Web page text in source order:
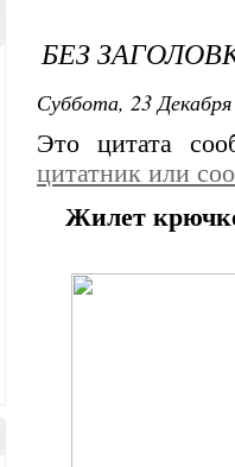
БЕЗ
Суббота, 23
Это цитата
цитатник или
Жилет